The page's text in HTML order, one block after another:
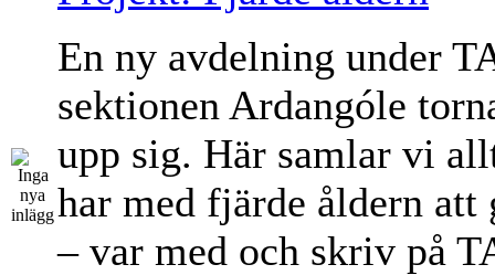
En ny avdelning under
sektionen Ardangóle
upp sig. Här samlar vi
har med fjärde åldern att
– var med och skriv på